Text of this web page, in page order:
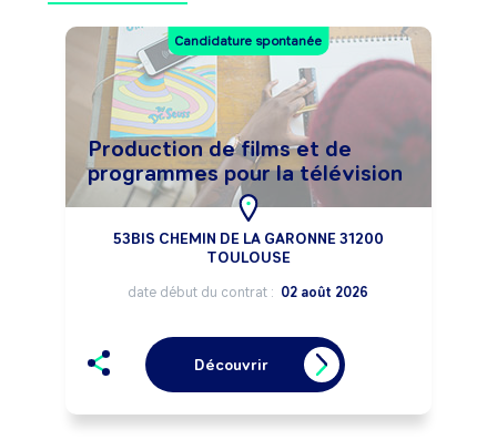
Candidature spontanée
Production de films et de
programmes pour la télévision
53BIS CHEMIN DE LA GARONNE 31200
TOULOUSE
date début du contrat : 02 août 2026
Découvrir